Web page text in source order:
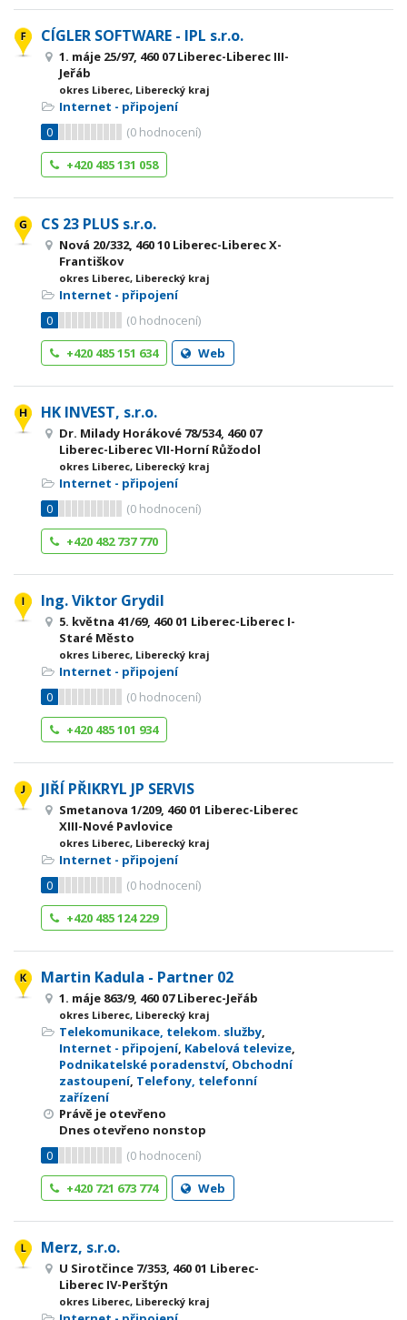
CÍGLER SOFTWARE - IPL s.r.o.
1. máje 25/97, 460 07 Liberec-Liberec III-
Jeřáb
okres Liberec, Liberecký kraj
Internet - připojení
0
(0 hodnocení)
+420 485 131 058
CS 23 PLUS s.r.o.
Nová 20/332, 460 10 Liberec-Liberec X-
Františkov
okres Liberec, Liberecký kraj
Internet - připojení
0
(0 hodnocení)
+420 485 151 634
Web
HK INVEST, s.r.o.
Dr. Milady Horákové 78/534, 460 07
Liberec-Liberec VII-Horní Růžodol
okres Liberec, Liberecký kraj
Internet - připojení
0
(0 hodnocení)
+420 482 737 770
Ing. Viktor Grydil
5. května 41/69, 460 01 Liberec-Liberec I-
Staré Město
okres Liberec, Liberecký kraj
Internet - připojení
0
(0 hodnocení)
+420 485 101 934
JIŘÍ PŘIKRYL JP SERVIS
Smetanova 1/209, 460 01 Liberec-Liberec
XIII-Nové Pavlovice
okres Liberec, Liberecký kraj
Internet - připojení
0
(0 hodnocení)
+420 485 124 229
Martin Kadula - Partner 02
1. máje 863/9, 460 07 Liberec-Jeřáb
okres Liberec, Liberecký kraj
Telekomunikace, telekom. služby,
Internet - připojení, Kabelová televize,
Podnikatelské poradenství, Obchodní
zastoupení, Telefony, telefonní
zařízení
Právě je otevřeno
Dnes otevřeno nonstop
0
(0 hodnocení)
+420 721 673 774
Web
Merz, s.r.o.
U Sirotčince 7/353, 460 01 Liberec-
Liberec IV-Perštýn
okres Liberec, Liberecký kraj